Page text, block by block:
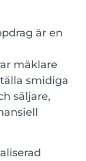
är en
mäklare
smidiga
säljare,